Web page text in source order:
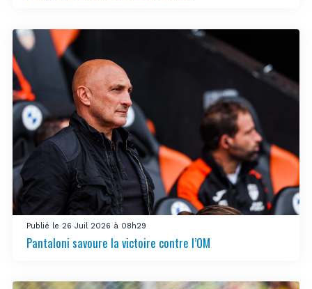
Publié le 26 Juil 2026 à 08h29
Pantaloni savoure la victoire contre l’OM